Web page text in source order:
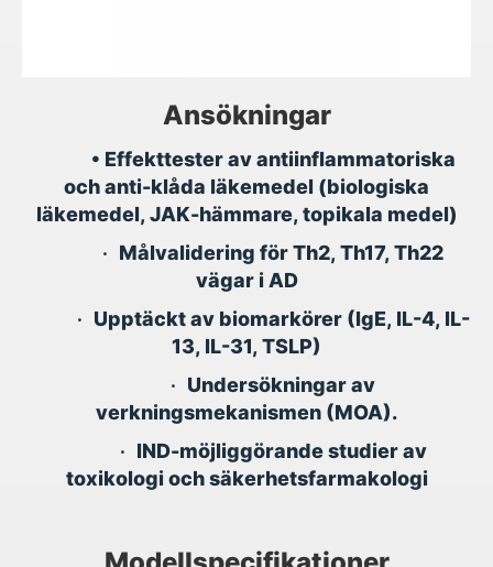
Ansökningar
• Effekttester av antiinflammatoriska
och anti-klåda läkemedel (biologiska
läkemedel, JAK-hämmare, topikala medel)
• Målvalidering för Th2, Th17, Th22
vägar i AD
• Upptäckt av biomarkörer (IgE, IL-4, IL-
13, IL-31, TSLP)
• Undersökningar av
verkningsmekanismen (MOA).
• IND-möjliggörande studier av
toxikologi och säkerhetsfarmakologi